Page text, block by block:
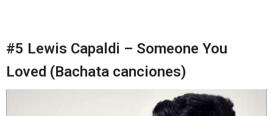
#5 Lewis Capaldi – Someone You
Loved (Bachata canciones)